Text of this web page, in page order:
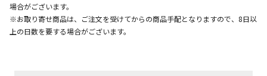
場合がございます。
※お取り寄せ商品は、ご注文を受けてからの商品手配となりますので、8日以
上の日数を要する場合がございます。